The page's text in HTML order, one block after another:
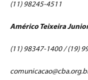
(11) 98245-4511
Américo Teixeira
(11) 98347-1400 / (19)